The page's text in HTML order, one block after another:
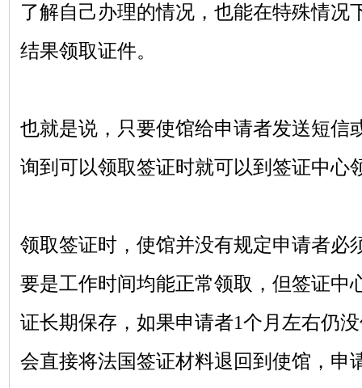
了解自己办理的情况，也能在特殊情况
结果领取证件。
也就是说，只要使馆给申请者发送短信
询到可以领取签证时就可以到签证中心
领取签证时，使馆并没有规定申请者必
要是工作时间均能正常领取，但签证中
证长期保存，如果申请者1个月左右仍
会直接将法国签证材料退回到使馆，申